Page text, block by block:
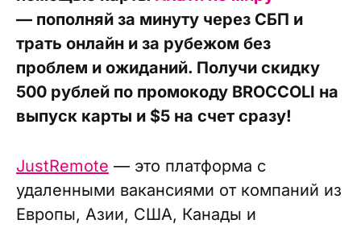
— пополняй за минуту через СБП и
трать онлайн и за рубежом без
проблем и ожиданий. Получи скидку
500 рублей по промокоду BROCCOLI на
выпуск карты и $5 на счет сразу!
JustRemote — это платформа с
удаленными вакансиями от компаний из
Европы, Азии, США, Канады и